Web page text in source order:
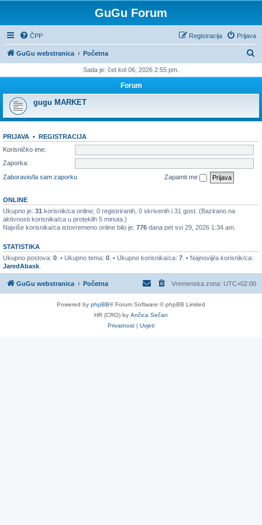
GuGu Forum
ČPP Prijava
Registracija
GuGu webstranica Početna
t
a
Sada je: čet kol 06, 2026 2:55 pm.
Forum
gugu MARKET
PRIJAVA • REGISTRACIJA
Korisničko ime:
Zaporka:
Zaboravio/la sam zaporku
Zapamti me
ONLINE
Ukupno je: 31 korisnik/ca online; 0 registriranih, 0 skrivenih i 31 gost. (Bazirano na
aktivnosti korisnika/ca u proteklih 5 minuta.)
Najviše korisnika/ca istovremeno online bilo je: 776 dana pet svi 29, 2026 1:34 am.
STATISTIKA
Ukupno postova: 0 . • Ukupno tema: 0 . • Ukupno korisnika/ca: 7 . • Najnoviji/a korisnik/ca:
JaredAbask
GuGu webstranica Početna Vremenska zona: UTC+02:00
Powered by phpBB® Forum Software © phpBB Limited
HR (CRO) by Ančica Sečan
Privatnost | Uvjeti